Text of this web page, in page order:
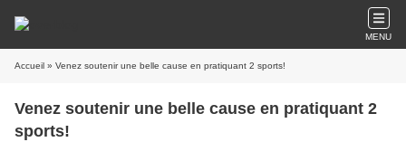
MENU
Accueil » Venez soutenir une belle cause en pratiquant 2 sports!
Venez soutenir une belle cause en pratiquant 2
sports!